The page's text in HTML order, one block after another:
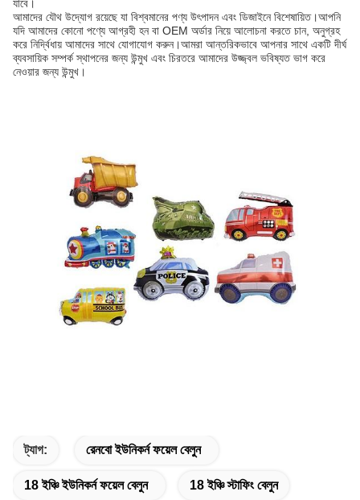
যাবে।
আমাদের যৌথ উদ্যোগ রয়েছে যা বিশ্বমানের পণ্য উৎপাদন এবং ডিজাইনে বিশেষায়িত।আপনি
যদি আমাদের কোনো পণ্যে আগ্রহী হন বা OEM অর্ডার নিয়ে আলোচনা করতে চান, অনুগ্রহ
করে নির্দ্বিধায় আমাদের সাথে যোগাযোগ করুন।আমরা আন্তরিকভাবে আপনার সাথে একটি দীর্ঘ
ব্যবসায়িক সম্পর্ক স্থাপনের জন্য উন্মুখ এবং চিরতরে আমাদের উজ্জ্বল ভবিষ্যত ভাগ করে
নেওয়ার জন্য উন্মুখ।
ট্যাগ: রেনবো ইউনিকর্ন ফয়েল বেলুন
18 ইঞ্চি ইউনিকর্ন ফয়েল বেলুন 18 ইঞ্চি স্টাফিং বেলুন